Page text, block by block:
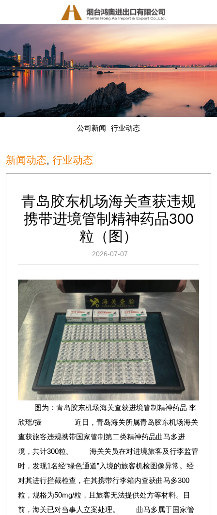
公司新闻 行业动态
新闻动态 行业动态
青岛胶东机场海关查获违规
携带进境管制精神药品300
粒（图）
2026-07-07
图为：青岛胶东机场海关查获进境管制精神药品 李
欣瑶/摄 近日，青岛海关所属青岛胶东机场海关
查获旅客违规携带国家管制第二类精神药品曲马多进
境，共计300粒。 海关关员在对进境旅客及行李监管
时，发现1名经“绿色通道”入境的旅客机检图像异常。经
对其进行拦截检查，在其携带行李箱内查获曲马多300
粒，规格为50mg/粒，且旅客无法提供处方等材料。目
前，海关已对当事人立案处理。 曲马多属于国家管